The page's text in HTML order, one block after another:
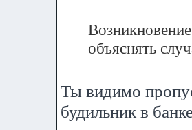
объяснять
Ты видимо
будильник в